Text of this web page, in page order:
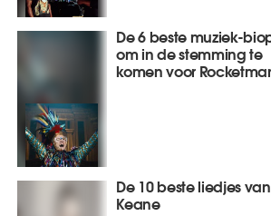
De 6 beste muziek-
om in de stemming te
komen voor
De 10 beste liedjes van
Keane